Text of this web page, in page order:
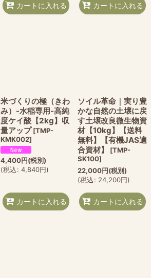
カートに入れる カートに入れる
米づくりの極（きわ
み）-水稲専用-高純
度ケイ酸【2kg】収
量アップ [TMP-
KMK002]
4,400円(税別)
(税込: 4,840円)
カートに入れる
ソイル革命｜実り豊
かな自然の土壌に戻
す土壌改良微生物資
材【10kg】【送料
無料】【有機JAS適
合資材】
[TMP-
SK100]
22,000円(税別)
(税込: 24,200円)
カートに入れる